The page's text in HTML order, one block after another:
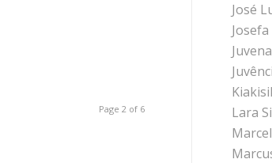
Page 2 of 6
José
Lara